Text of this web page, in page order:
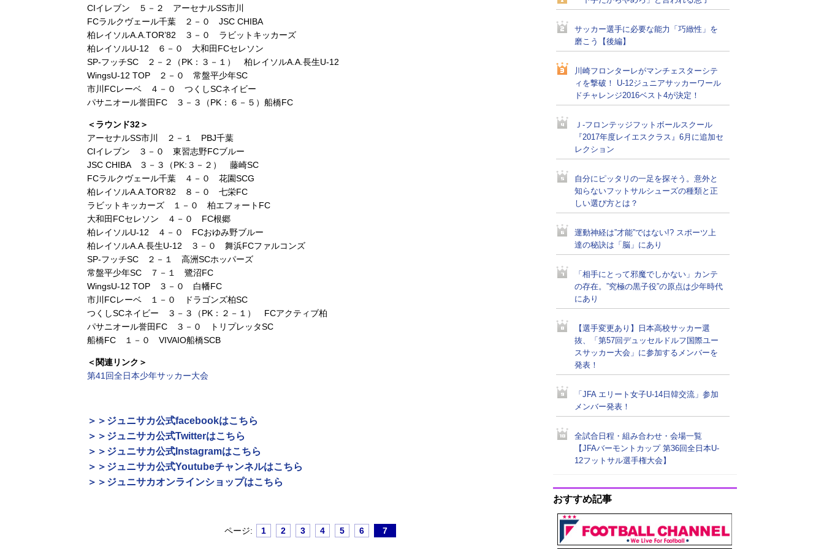
CIイレブン ５－２ アーセナルSS市川
FCラルクヴェール千葉 ２－０ JSC CHIBA
柏レイソルA.A.TOR’82 ３－０ ラビットキッカーズ
柏レイソルU-12 ６－０ 大和田FCセレソン
SP-フッチSC ２－２（PK：３－１） 柏レイソルA.A.長生U-12
WingsU-12 TOP ２－０ 常盤平少年SC
市川FCレーベ ４－０ つくしSCネイビー
パサニオール誉田FC ３－３（PK：６－５）船橋FC
＜ラウンド32＞
アーセナルSS市川 ２－１ PBJ千葉
CIイレブン ３－０ 東習志野FCブルー
JSC CHIBA ３－３（PK:３－２） 藤崎SC
FCラルクヴェール千葉 ４－０ 花園SCG
柏レイソルA.A.TOR’82 ８－０ 七栄FC
ラビットキッカーズ １－０ 柏エフォートFC
大和田FCセレソン ４－０ FC根郷
柏レイソルU-12 ４－０ FCおゆみ野ブルー
柏レイソルA.A.長生U-12 ３－０ 舞浜FCファルコンズ
SP-フッチSC ２－１ 高洲SCホッパーズ
常盤平少年SC ７－１ 鷺沼FC
WingsU-12 TOP ３－０ 白幡FC
市川FCレーベ １－０ ドラゴンズ柏SC
つくしSCネイビー ３－３（PK：２－１） FCアクティブ柏
パサニオール誉田FC ３－０ トリプレッタSC
船橋FC １－０ VIVAIO船橋SCB
＜関連リンク＞
第41回全日本少年サッカー大会
＞＞ジュニサカ公式facebookはこちら
＞＞ジュニサカ公式Twitterはこちら
＞＞ジュニサカ公式Instagramはこちら
＞＞ジュニサカ公式Youtubeチャンネルはこちら
＞＞ジュニサカオンラインショップはこちら
ページ: 1 2 3 4 5 6 7
サッカー選手に必要な能力「巧緻性」を
磨こう【後編】
川崎フロンターレがマンチェスターシテ
ィを撃破！ U-12ジュニアサッカーワール
ドチャレンジ2016ベスト4が決定！
Ｊ-フロンテッジフットボールスクール
『2017年度レイエスクラス』6月に追加セ
レクション
自分にピッタリの一足を探そう。意外と
知らないフットサルシューズの種類と正
しい選び方とは？
運動神経は”才能”ではない!? スポーツ上
達の秘訣は「脳」にあり
「相手にとって邪魔でしかない」カンテ
の存在。”究極の黒子役”の原点は少年時代
にあり
【選手変更あり】日本高校サッカー選
抜、「第57回デュッセルドルフ国際ユー
スサッカー大会」に参加するメンバーを
発表！
「JFA エリート女子U-14日韓交流」参加
メンバー発表！
全試合日程・組み合わせ・会場一覧
【JFAバーモントカップ 第36回全日本U-
12フットサル選手権大会】
おすすめ記事